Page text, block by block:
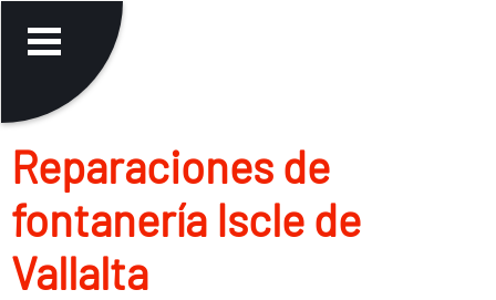
Reparaciones de
fontanerí­a Iscle de
Vallalta